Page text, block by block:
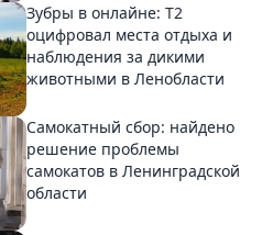
Зубры в онлайне: Т2
оцифровал места отдыха и
наблюдения за дикими
животными в Ленобласти
Самокатный сбор: найдено
решение проблемы
самокатов в Ленинградской
области